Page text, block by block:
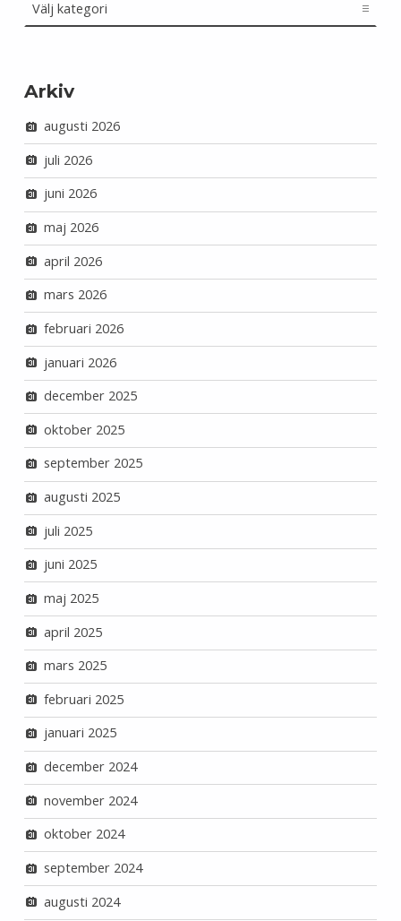
Arkiv
augusti 2026
juli 2026
juni 2026
maj 2026
april 2026
mars 2026
februari 2026
januari 2026
december 2025
oktober 2025
september 2025
augusti 2025
juli 2025
juni 2025
maj 2025
april 2025
mars 2025
februari 2025
januari 2025
december 2024
november 2024
oktober 2024
september 2024
augusti 2024